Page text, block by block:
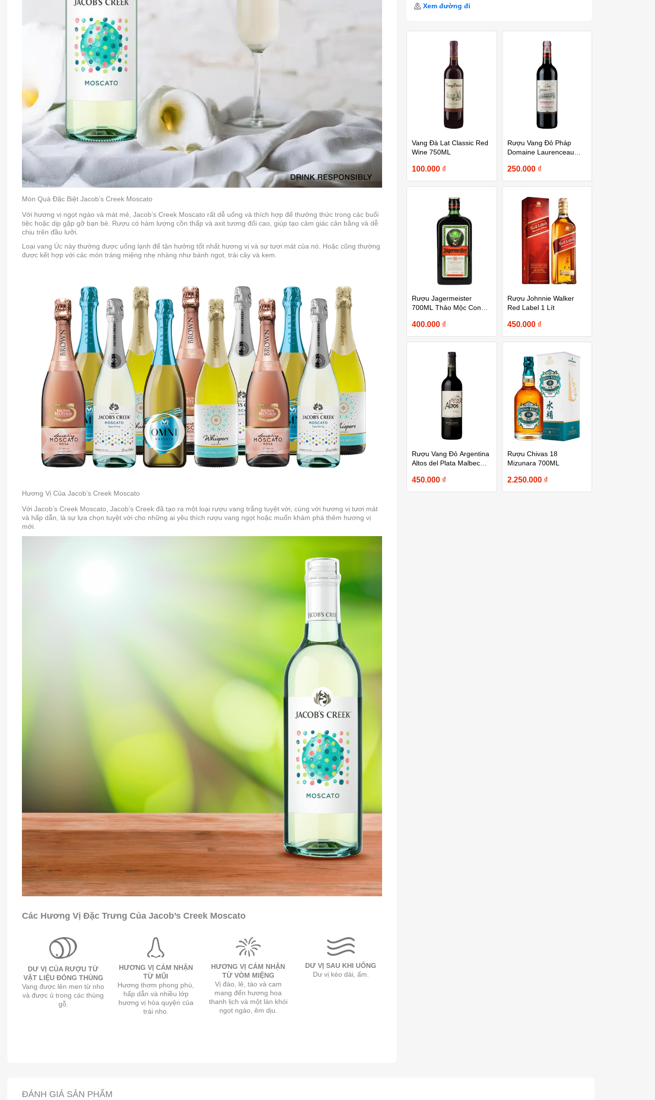
Món Quà Đặc Biệt Jacob’s Creek Moscato
Với hương vị ngọt ngào và mát mẻ, Jacob’s Creek Moscato rất dễ uống và thích hợp để thưởng thức trong các buổi
tiệc hoặc dịp gặp gỡ bạn bè. Rượu có hàm lượng cồn thấp và axit tương đối cao, giúp tạo cảm giác cân bằng và dễ
chịu trên đầu lưỡi.
Loại vang Úc này thường được uống lạnh để tận hưởng tốt nhất hương vị và sự tươi mát của nó. Hoặc cũng thường
được kết hợp với các món tráng miệng nhẹ nhàng như bánh ngọt, trái cây và kem.
Hương Vị Của Jacob’s Creek Moscato
Với Jacob’s Creek Moscato, Jacob’s Creek đã tạo ra một loại rượu vang trắng tuyệt vời, cùng với hương vị tươi mát
và hấp dẫn, là sự lựa chọn tuyệt vời cho những ai yêu thích rượu vang ngọt hoặc muốn khám phá thêm hương vị
mới.
Các Hương Vị Đặc Trưng Của Jacob’s Creek Moscato
DƯ VỊ CỦA RƯỢU TỪ
VẬT LIỆU ĐÓNG THÙNG
Vang được lên men từ nho
và được ủ trong các thùng
gỗ.
HƯƠNG VỊ CẢM NHẬN
TỪ MŨI
Hương thơm phong phú,
hấp dẫn và nhiều lớp
hương vị hòa quyện của
trái nho.
HƯƠNG VỊ CẢM NHẬN
TỪ VÒM MIỆNG
Vị đào, lê, táo và cam
mang đến hương hoa
thanh lịch và một làn khói
ngọt ngào, êm dịu.
DƯ VỊ SAU KHI UỐNG
Dư vị kéo dài, ấm.
Xem đường đi
Vang Đà Lạt Classic Red
Wine 750ML
100.000 ₫
Rượu Vang Đỏ Pháp
Domaine Laurenceau
250.000 ₫
Rượu Jagermeister
700ML Thảo Mộc Con
400.000 ₫
Rượu Johnnie Walker
Red Label 1 Lít
450.000 ₫
Rượu Vang Đỏ Argentina
Altos del Plata Malbec
450.000 ₫
Rượu Chivas 18
Mizunara 700ML
2.250.000 ₫
ĐÁNH GIÁ SẢN PHẨM